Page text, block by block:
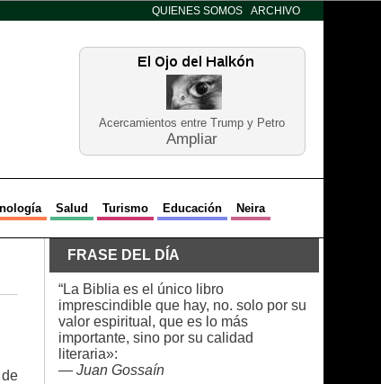
QUIENES SOMOS ARCHIVO
Acercamientos entre Trump y Petro
Ampliar
Salud Turismo Educación Neira
FRASE DEL DÍA
“La Biblia es el único libro
imprescindible que hay, no. solo por su
valor espiritual, que es lo más
importante, sino por su calidad
literaria»:
— Juan Gossaín